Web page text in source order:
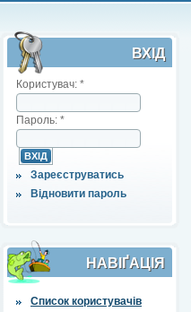
ВХІД
Користувач: *
Пароль: *
Зареєструватись
Відновити пароль
НАВІҐАЦІЯ
Список користувачів